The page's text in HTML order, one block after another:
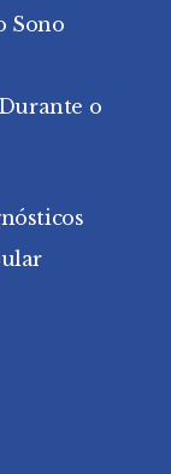
Sono
o